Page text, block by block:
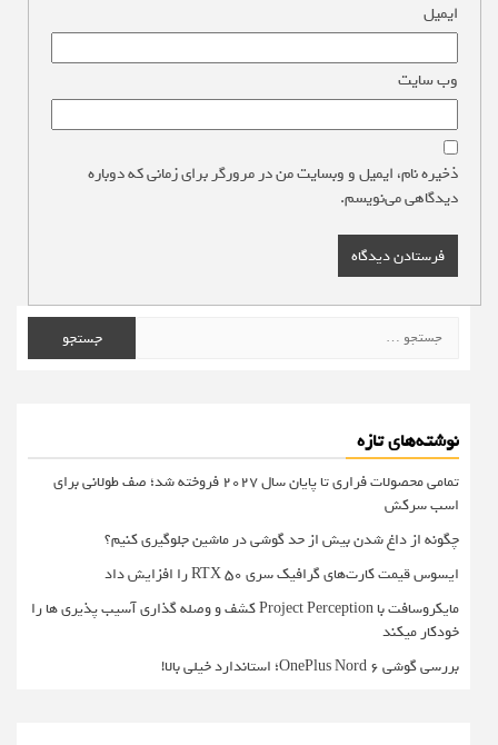
ایمیل
وب‌ سایت
ذخیره نام، ایمیل و وبسایت من در مرورگر برای زمانی که دوباره
دیدگاهی می‌نویسم.
برای:
نوشته‌های تازه
تمامی محصولات فراری تا پایان سال ۲۰۲۷ فروخته شد؛ صف طولانی برای
اسب سرکش
چگونه از داغ شدن بیش از حد گوشی در ماشین جلوگیری کنیم؟
ایسوس قیمت کارت‌های گرافیک سری RTX 50 را افزایش داد
مایکروسافت با Project Perception کشف و وصله گذاری آسیب پذیری ها را
خودکار میکند
بررسی گوشی OnePlus Nord 6؛ استاندارد خیلی بالا!